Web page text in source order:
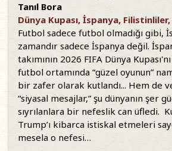
Tanıl Bora
Dünya Kupası, İspanya,
Futbol sadece futbol olmadığı gibi,
zamandır sadece İspanya değil.
takımının 2026 FIFA Dünya
futbol ortamında “güzel oyunun”
bir zafer olarak kutlandı... Hem de
“siyasal mesajlar,” şu dünyanın şer
sıyrılanlara bir nefeslik can üfledi.
Trump’ı kibarca istiskal etmeleri
mesela o nefesi…